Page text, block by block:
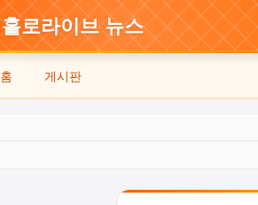
홀로라이브 뉴스
홈 게시판